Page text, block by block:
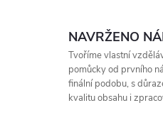
NAVRŽENO
Tvoříme vlastní
pomůcky od prvního
finální podobu, s
kvalitu obsahu i